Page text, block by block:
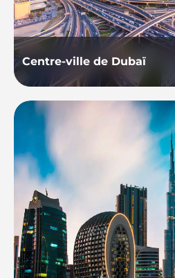
Centre-ville de Dubaï